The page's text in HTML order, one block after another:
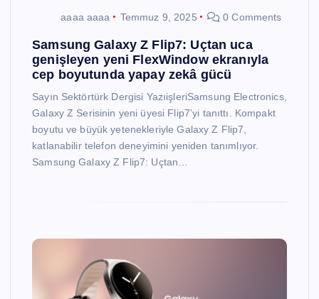
aaaa aaaa Temmuz 9, 2025 0 Comments
Samsung Galaxy Z Flip7: Uçtan uca
genişleyen yeni FlexWindow ekranıyla
cep boyutunda yapay zekâ gücü
Sayın Sektörtürk Dergisi YazıişleriSamsung Electronics,
Galaxy Z Serisinin yeni üyesi Flip7’yi tanıttı. Kompakt
boyutu ve büyük yetenekleriyle Galaxy Z Flip7,
katlanabilir telefon deneyimini yeniden tanımlıyor.
Samsung Galaxy Z Flip7: Uçtan…